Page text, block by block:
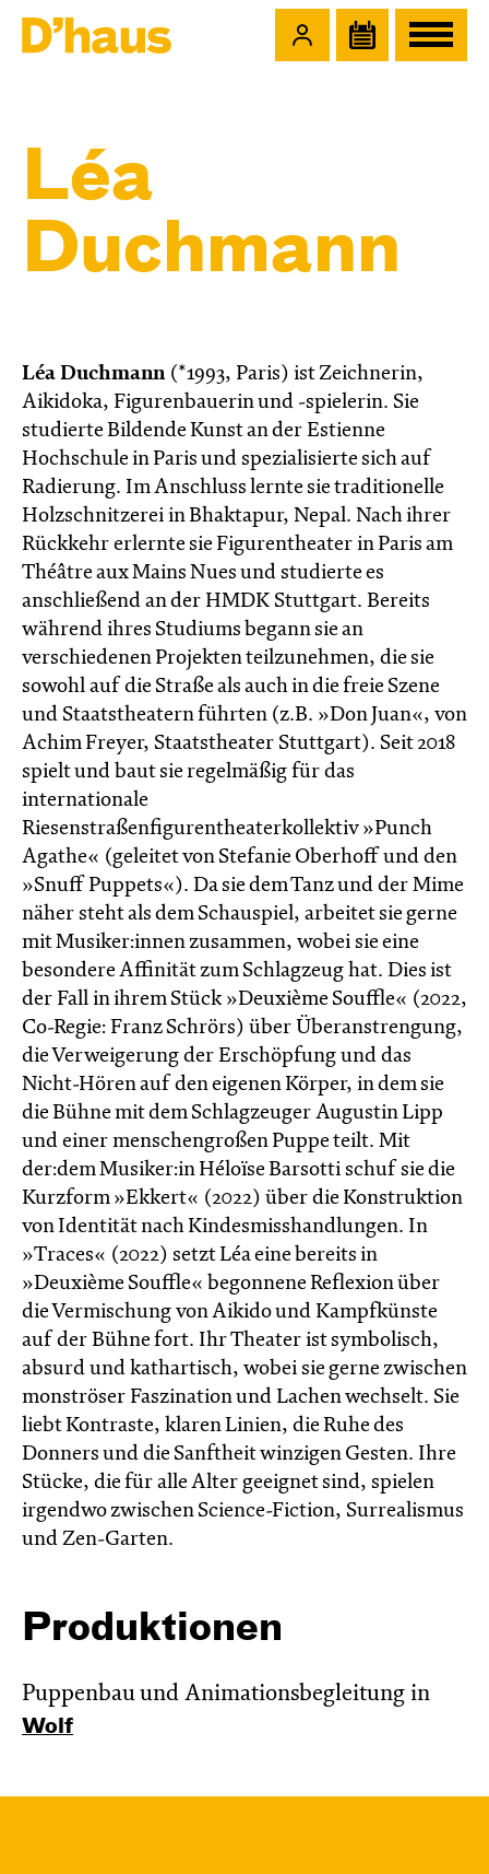
Léa
Duchmann
Léa Duchmann (*1993, Paris) ist Zeichnerin,
Aikidoka, Figurenbauerin und -spielerin. Sie
studierte Bildende Kunst an der Estienne
Hochschule in Paris und spezialisierte sich auf
Radierung. Im Anschluss lernte sie traditionelle
Holzschnitzerei in Bhaktapur, Nepal. Nach ihrer
Rückkehr erlernte sie Figurentheater in Paris am
Théâtre aux Mains Nues und studierte es
anschließend an der HMDK Stuttgart. Bereits
während ihres Studiums begann sie an
verschiedenen Projekten teilzunehmen, die sie
sowohl auf die Straße als auch in die freie Szene
und Staatstheatern führten (z.B. »Don Juan«, von
Achim Freyer, Staatstheater Stuttgart). Seit 2018
spielt und baut sie regelmäßig für das
internationale
Riesenstraßenfigurentheaterkollektiv »Punch
Agathe« (geleitet von Stefanie Oberhoff und den
»Snuff Puppets«). Da sie dem Tanz und der Mime
näher steht als dem Schauspiel, arbeitet sie gerne
mit Musiker:innen zusammen, wobei sie eine
besondere Affinität zum Schlagzeug hat. Dies ist
der Fall in ihrem Stück »Deuxième Souffle« (2022,
Co-Regie: Franz Schrörs) über Überanstrengung,
die Verweigerung der Erschöpfung und das
Nicht-Hören auf den eigenen Körper, in dem sie
die Bühne mit dem Schlagzeuger Augustin Lipp
und einer menschengroßen Puppe teilt. Mit
der:dem Musiker:in Héloïse Barsotti schuf sie die
Kurzform »Ekkert« (2022) über die Konstruktion
von Identität nach Kindesmisshandlungen. In
»Traces« (2022) setzt Léa eine bereits in
»Deuxième Souffle« begonnene Reflexion über
die Vermischung von Aikido und Kampfkünste
auf der Bühne fort. Ihr Theater ist symbolisch,
absurd und kathartisch, wobei sie gerne zwischen
monströser Faszination und Lachen wechselt. Sie
liebt Kontraste, klaren Linien, die Ruhe des
Donners und die Sanftheit winzigen Gesten. Ihre
Stücke, die für alle Alter geeignet sind, spielen
irgendwo zwischen Science-Fiction, Surrealismus
und Zen-Garten.
Produktionen
Puppenbau und Animationsbegleitung in
Wolf